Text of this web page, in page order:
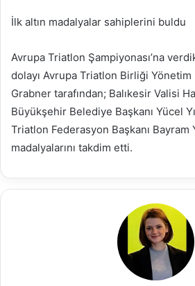
İlk altın madalyalar sahiplerini buldu
Avrupa Triatlon Şampiyonası’na
dolayı Avrupa Triatlon Birliği
Grabner tarafından; Balıkesir Valisi
Büyükşehir Belediye Başkanı Yücel
Triatlon Federasyon Başkanı Bayram
madalyalarını takdim etti.